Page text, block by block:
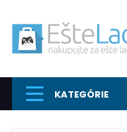
KATEGÓRIE